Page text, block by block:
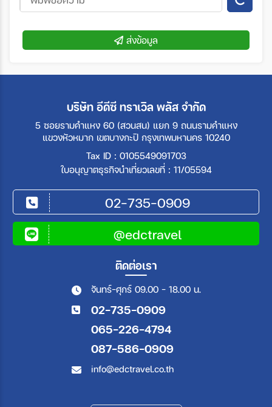
ส่งข้อมูล
บริษัท อีดีซี ทราเวิล พลัส จำกัด
5 ซอยรามคำแหง 60 (สวนสน) แยก 9 ถนนรามคำแหง
แขวงหัวหมาก เขตบางกะปิ กรุงเทพมหานคร 10240
Tax ID : 0105549091703
ใบอนุญาตธุรกิจนำเที่ยวเลขที่ : 11/05594
02-735-0909
@edctravel
ติดต่อเรา
จันทร์-ศุกร์ 09.00 - 18.00 น.
02-735-0909
065-226-4794
087-586-0909
info@edctravel.co.th